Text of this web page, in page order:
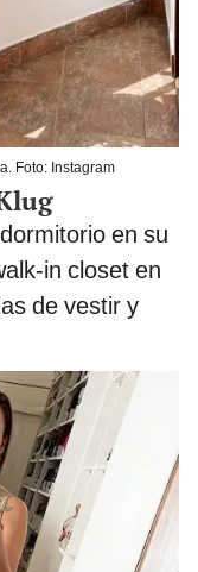
Foto: Instagram
en su
in closet en
de vestir y